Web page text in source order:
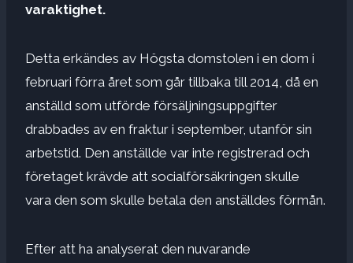
varaktighet.
Detta erkändes av Högsta domstolen i en dom i
februari förra året som går tillbaka till 2014, då en
anställd som utförde försäljningsuppgifter
drabbades av en fraktur i september, utanför sin
arbetstid. Den anställde var inte registrerad och
företaget krävde att socialförsäkringen skulle
vara den som skulle betala den anställdes förmån.
Efter att ha analyserat den nuvarande